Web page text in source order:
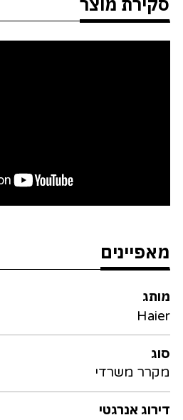
מאפיינים
מותג
Haier
סוג
מקרר משרדי
דירוג אנרגטי